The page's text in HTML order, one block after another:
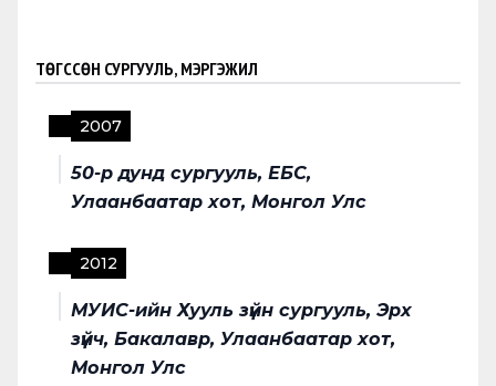
ТӨГССӨН СУРГУУЛЬ, МЭРГЭЖИЛ
2007
50-р дунд сургууль, ЕБС,
Улаанбаатар хот, Монгол Улс
2012
МУИС-ийн Хууль зүйн сургууль, Эрх
зүйч, Бакалавр, Улаанбаатар хот,
Монгол Улс